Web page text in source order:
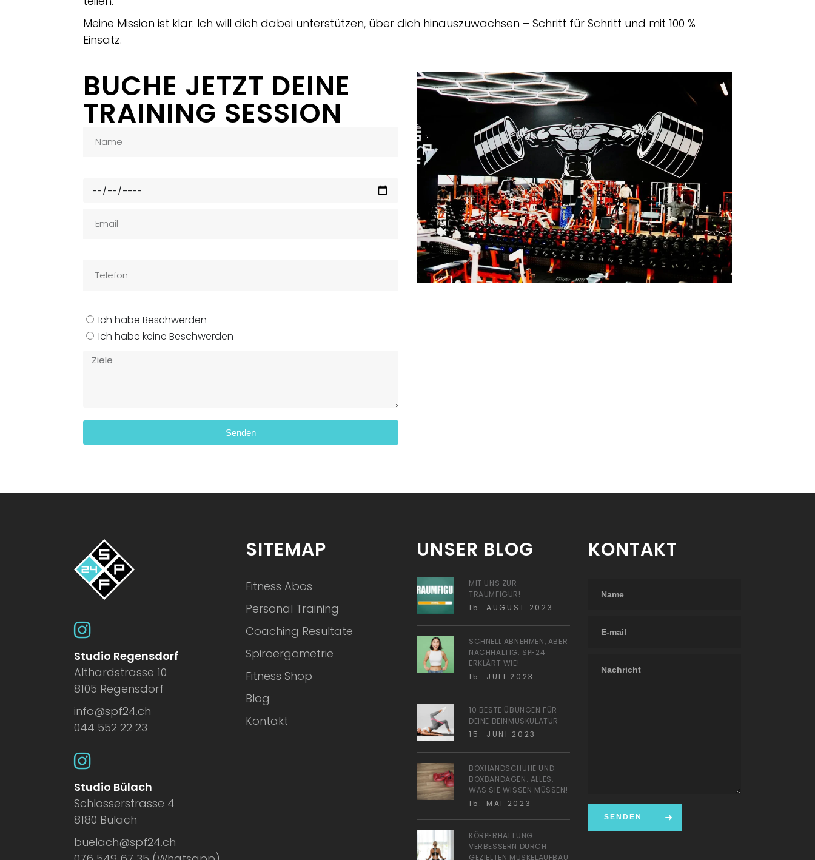
Meine Mission ist klar: Ich will dich dabei unterstützen, über dich hinauszuwachsen – Schritt für Schritt und mit 100 %
Einsatz.
BUCHE JETZT DEINE
TRAINING SESSION
Ich habe Beschwerden
Ich habe keine Beschwerden
Senden
Studio Regensdorf
Althardstrasse 10
8105 Regensdorf
info@spf24.ch
044 552 22 23
Studio Bülach
Schlosserstrasse 4
8180 Bülach
buelach@spf24.ch
SITEMAP
Fitness Abos
Personal Training
Coaching Resultate
Spiroergometrie
Fitness Shop
Blog
Kontakt
UNSER BLOG
MIT UNS ZUR
TRAUMFIGUR!
15. AUGUST 2023
SCHNELL ABNEHMEN, ABER
NACHHALTIG: SPF24
ERKLÄRT WIE!
15. JULI 2023
10 BESTE ÜBUNGEN FÜR
DEINE BEINMUSKULATUR
15. JUNI 2023
BOXHANDSCHUHE UND
BOXBANDAGEN: ALLES,
WAS SIE WISSEN MÜSSEN!
15. MAI 2023
KÖRPERHALTUNG
VERBESSERN DURCH
GEZIELTEN MUSKELAUFBAU
KONTAKT
SENDEN